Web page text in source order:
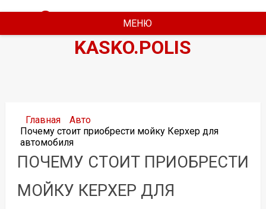
Страховая компания
KASKO.POLIS
МЕНЮ
Главная
Авто
Почему стоит приобрести мойку Керхер для
автомобиля
ПОЧЕМУ СТОИТ ПРИОБРЕСТИ
МОЙКУ КЕРХЕР ДЛЯ